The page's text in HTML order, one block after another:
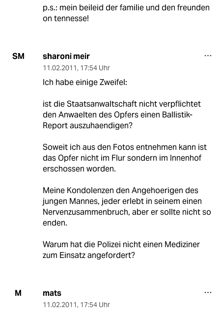
p.s.: mein beileid der familie und den freunden
on tennesse!
SM sharoni meir
11.02.2011, 17:54 Uhr
Ich habe einige Zweifel:
ist die Staatsanwaltschaft nicht verpflichtet
den Anwaelten des Opfers einen Ballistik-
Report auszuhaendigen?
Soweit ich aus den Fotos entnehmen kann ist
das Opfer nicht im Flur sondern im Innenhof
erschossen worden.
Meine Kondolenzen den Angehoerigen des
jungen Mannes, jeder erlebt in seinem einen
Nervenzusammenbruch, aber er sollte nicht so
enden.
Warum hat die Polizei nicht einen Mediziner
zum Einsatz angefordert?
M mats
11.02.2011, 17:54 Uhr